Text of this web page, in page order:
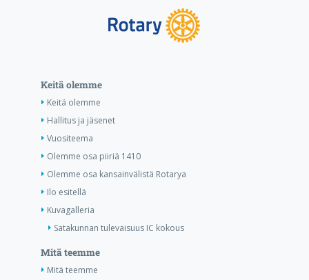
Keitä olemme
Keitä olemme
Hallitus ja jäsenet
Vuositeema
Olemme osa piiriä 1410
Olemme osa kansainvälistä Rotarya
Ilo esitellä
Kuvagalleria
Satakunnan tulevaisuus IC kokous
Mitä teemme
Mitä teemme